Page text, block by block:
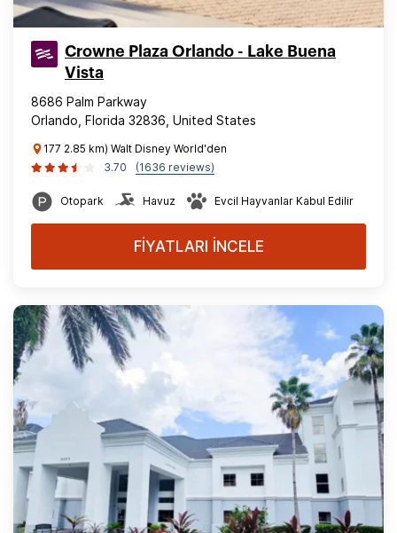
Crowne Plaza Orlando - Lake Buena
Vista
8686 Palm Parkway
Orlando, Florida 32836, United States
177 2.85 km) Walt Disney World'den
3.70
(1636 reviews)
Otopark Havuz Evcil Hayvanlar Kabul Edilir
FİYATLARI İNCELE